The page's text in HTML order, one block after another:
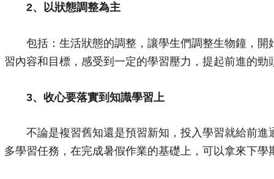
2、以狀態調整為主
包括：生活狀態的調整，讓學生們調整生物鐘，開
習內容和目標，感受到一定的學習壓力，提起前進的勁
3、收心要落實到知識學習上
不論是複習舊知還是預習新知，投入學習就給前進
多學習任務，在完成暑假作業的基礎上，可以拿來下學